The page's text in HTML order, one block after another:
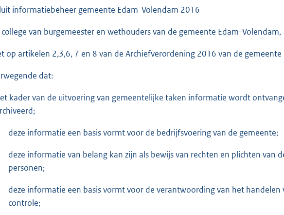
informatiebeheer gemeente Edam-Volendam 2016
van burgemeester en wethouders van de gemeente Edam-Volendam,
op artikelen 2,3,6, 7 en 8 van de Archiefverordening 2016 van de
dat:
kader van de uitvoering van gemeentelijke taken informatie wordt
deze informatie een basis vormt voor de bedrijfsvoering van de gemeente;
deze informatie van belang kan zijn als bewijs van rechten en plichten van
personen;
deze informatie een basis vormt voor de verantwoording van het handelen
controle;